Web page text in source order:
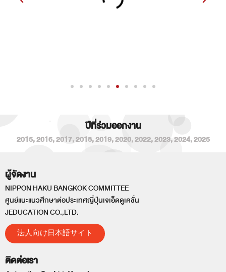
ปีที่ร่วมออกงาน
2015,2016,2017,2018,2019,2020,2022,2023,2024,2025
ผู้จัดงาน
NIPPON HAKU BANGKOK COMMITTEE
ศูนย์แนะแนวศึกษาต่อประเทศญี่ปุ่นเจเอ็ดดูเคชั่น
JEDUCATION CO.,LTD.
法人向け日本語サイト
ติดต่อเรา